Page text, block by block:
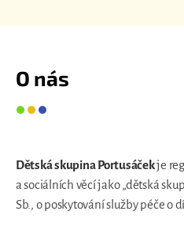
O nás
Dětská skupina Portusáčekje
a sociálních věcí jako „dětská
Sb., o poskytování služby péče o